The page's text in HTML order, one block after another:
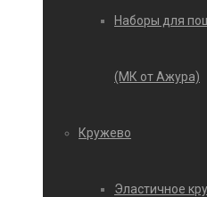
Наборы для
(МК от Ажура)
Кружево
Эластичное